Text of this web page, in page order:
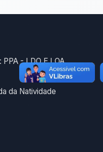
- LDO E LOA
da Natividade